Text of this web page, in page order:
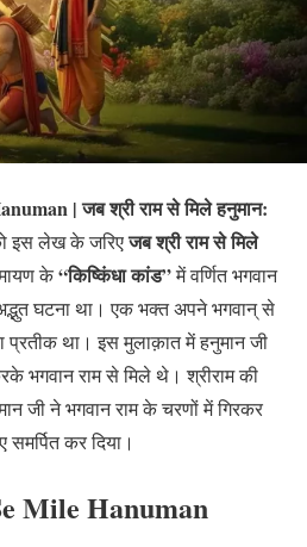
| जब श्री राम से मिले हनुमान:
इस लेख के जरिएजब श्री राम से मिले
के“किष्किंधा कांड”में वर्णित भगवान
घटना था। एक भक्त अपने भगवान् से
प्रतीक था। इस मुलाक़ात में हनुमान जी
भगवान राम से मिले थे। श्रीराम की
जी ने भगवान राम के चरणों में गिरकर
कर दिया।
Mile Hanuman